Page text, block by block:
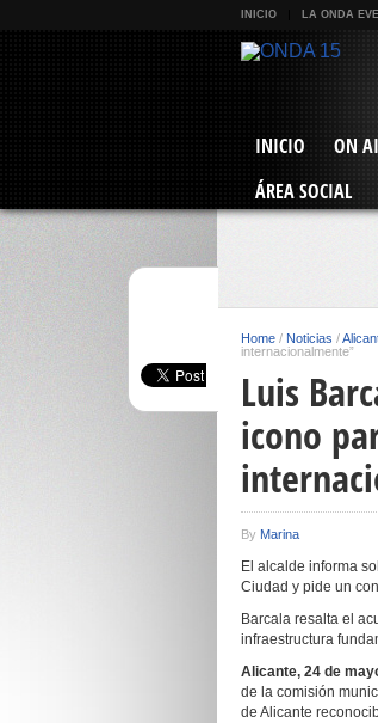
INICIO LA ONDA
INICIO ON
ÁREA SOCIAL
Home / Noticias /
internacionalmente”
Luis
icono
By Marina
El alcalde informa
Ciudad y pide un
Barcala resalta el
infraestructura
Alicante, 24 de
de la comisión
de Alicante